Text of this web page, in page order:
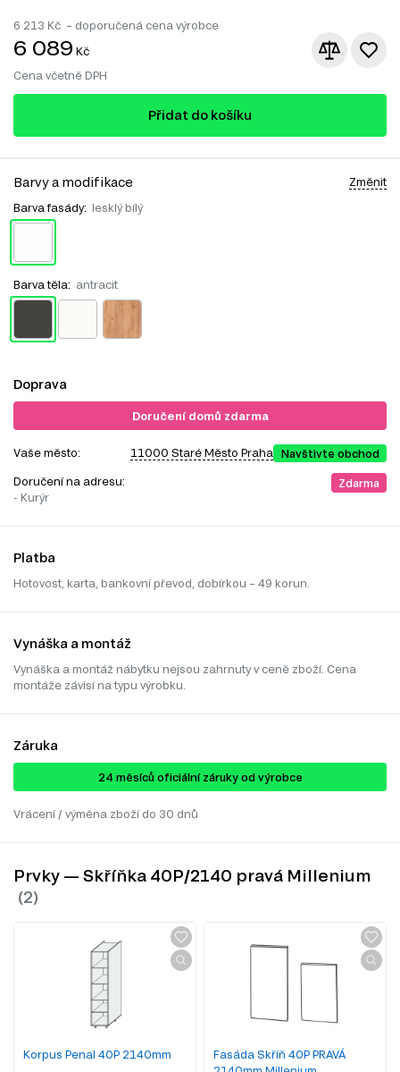
6 213 Kč – doporučená cena výrobce
6 089 Kč
Cena včetně DPH
Přidat do košíku
Barvy a modifikace Změnit
Barva fasády: lesklý bílý
Barva těla: antracit
Doprava
Doručení domů zdarma
Vaše město: 11000 Staré Město Praha Navštivte obchod
Doručení na adresu:
- Kurýr
Zdarma
Platba
Hotovost, karta, bankovní převod, dobírkou – 49 korun.
Vynáška a montáž
Vynáška a montáž nábytku nejsou zahrnuty v ceně zboží. Cena
montáže závisí na typu výrobku.
Záruka
24 ​​​​měsíců oficiální záruky od výrobce
Vrácení / výměna zboží do 30 dnů
Prvky — Skříňka 40P/2140 pravá Millenium
Korpus Penal 40P 2140mm
Fasáda Skříň 40P PRAVÁ